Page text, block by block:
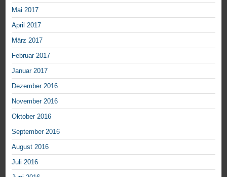
Mai 2017
April 2017
März 2017
Februar 2017
Januar 2017
Dezember 2016
November 2016
Oktober 2016
September 2016
August 2016
Juli 2016